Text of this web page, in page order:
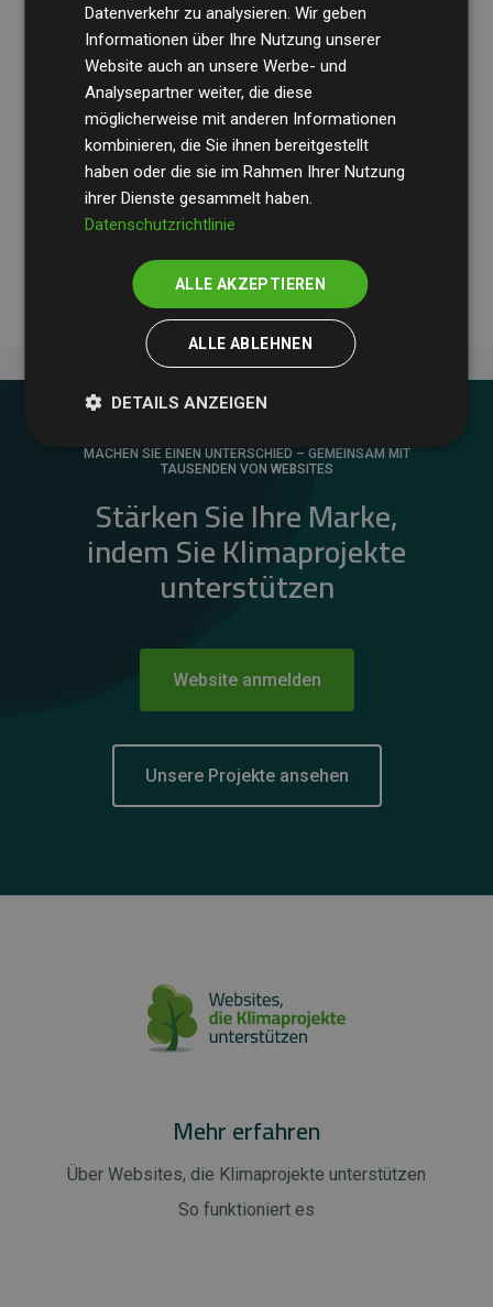
Die Wirtschaftsprüfungsgesellschaft BDOüberprüft
regelmäßig unsere Berechnungen und Methodik, um
Transparenz und Verlässlichkeit sicherzustellen.
Ihre Prüfungen belegen, dass unsere Investitionen in
Klimaschutzprojekte im Durchschnitt200 % der
geschätzten CO₂-Emissionender teilnehmenden
Websites kompensieren – ein klarer Nachweis für die
messbare Klimawirkung unseres Ansatzes.
MACHEN SIE EINEN UNTERSCHIED – GEMEINSAM MIT
TAUSENDEN VON WEBSITES
Stärken Sie Ihre Marke,
indem Sie Klimaprojekte
unterstützen
Website anmelden
Unsere Projekte ansehen
Mehr erfahren
Über Websites, die Klimaprojekte unterstützen
So funktioniert es
Datenverkehr zu analysieren. Wir geben
Informationen über Ihre Nutzung unserer
Website auch an unsere Werbe- und
Analysepartner weiter, die diese
möglicherweise mit anderen Informationen
kombinieren, die Sie ihnen bereitgestellt
haben oder die sie im Rahmen Ihrer Nutzung
ihrer Dienste gesammelt haben.
Datenschutzrichtlinie
ALLE AKZEPTIEREN
ALLE ABLEHNEN
DETAILS ANZEIGEN